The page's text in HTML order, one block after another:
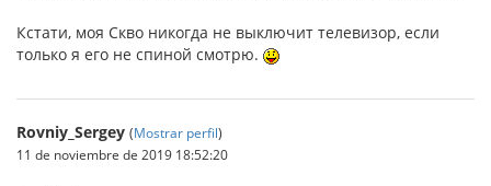
Кстати, моя Скво никогда не выключит телевизор, если
только я его не спиной смотрю.
Rovniy_Sergey (Mostrar perfil)
11 de noviembre de 2019 18:52:20